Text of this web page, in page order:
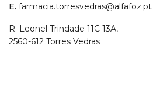
E. farmacia.torresvedras@alfafoz.pt
R. Leonel Trindade 11C 13A,
2560-612 Torres Vedras